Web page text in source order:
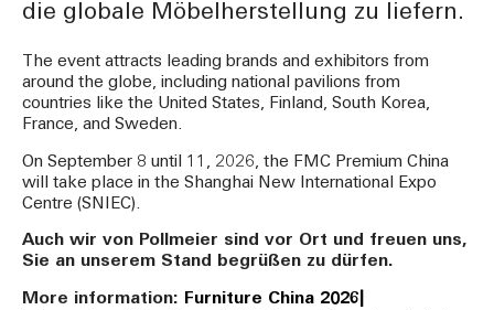
die globale Möbelherstellung zu liefern.
The event attracts leading brands and exhibitors from
around the globe, including national pavilions from
countries like the United States, Finland, South Korea,
France, and Sweden.
On September 8 until 11, 2026, the FMC Premium China
will take place in the Shanghai New International Expo
Centre (SNIEC).
Auch wir von Pollmeier sind vor Ort und freuen uns,
Sie an unserem Stand begrüßen zu dürfen.
More information: Furniture China 2026|